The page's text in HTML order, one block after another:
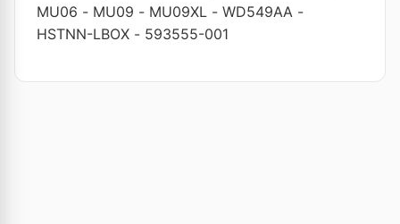
MU06 - MU09 - MU09XL - WD549AA -
HSTNN-LBOX - 593555-001